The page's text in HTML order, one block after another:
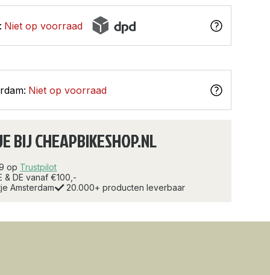
Niet op voorraad
Niet op voorraad
BIJ CHEAPBIKESHOP.NL
op Trustpilot
& DE vanaf €100,-
Amsterdam
20.000+ producten leverbaar